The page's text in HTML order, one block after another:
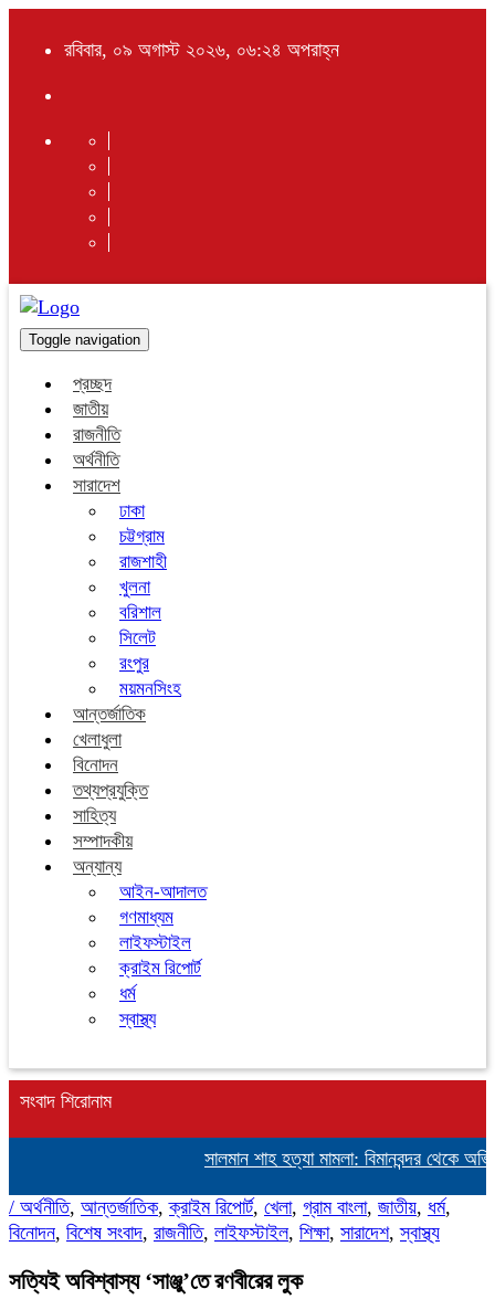
রবিবার, ০৯ অগাস্ট ২০২৬, ০৬:২৪ অপরাহ্ন
Toggle navigation
প্রচ্ছদ
জাতীয়
রাজনীতি
অর্থনীতি
সারাদেশ
ঢাকা
চট্টগ্রাম
রাজশাহী
খুলনা
বরিশাল
সিলেট
রংপুর
ময়মনসিংহ
আন্তর্জাতিক
খেলাধুলা
বিনোদন
তথ্যপ্রযুক্তি
সাহিত্য
সম্পাদকীয়
অন্যান্য
আইন-আদালত
গণমাধ্যম
লাইফস্টাইল
ক্রাইম রিপোর্ট
ধর্ম
স্বাস্থ্য
সংবাদ শিরোনাম
সালমান শাহ হত্যা মামলা: বিমানবন্দর থেকে
/ অর্থনীতি, আন্তর্জাতিক,ক্রাইম রিপোর্ট, খেলা, গ্রাম বাংলা, জাতীয়, ধর্ম,
বিনোদন, বিশেষ সংবাদ, রাজনীতি, লাইফস্টাইল, শিক্ষা, সারাদেশ,স্বাস্থ্য
সত্যিই অবিশ্বাস্য ‘সাঞ্জু’তে রণবীরের লুক